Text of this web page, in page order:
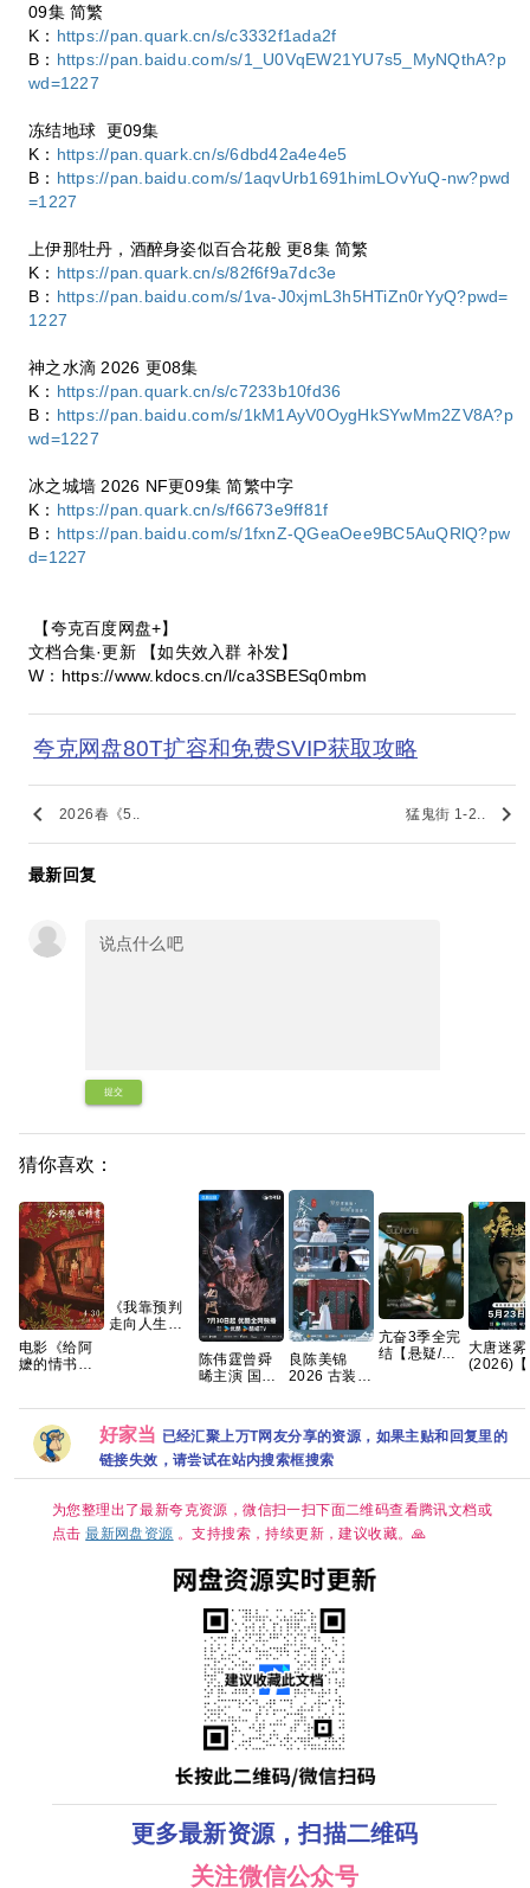
09集 简繁
K： https://pan.quark.cn/s/c3332f1ada2f
B： https://pan.baidu.com/s/1_U0VqEW21YU7s5_MyNQthA?p
wd=1227
冻结地球 更09集
K： https://pan.quark.cn/s/6dbd42a4e4e5
B： https://pan.baidu.com/s/1aqvUrb1691himLOvYuQ-nw?pwd
=1227
上伊那牡丹，酒醉身姿似百合花般 更8集 简繁
K： https://pan.quark.cn/s/82f6f9a7dc3e
B： https://pan.baidu.com/s/1va-J0xjmL3h5HTiZn0rYyQ?pwd=
1227
神之水滴 2026 更08集
K： https://pan.quark.cn/s/c7233b10fd36
B： https://pan.baidu.com/s/1kM1AyV0OygHkSYwMm2ZV8A?p
wd=1227
冰之城墙 2026 NF更09集 简繁中字
K： https://pan.quark.cn/s/f6673e9ff81f
B： https://pan.baidu.com/s/1fxnZ-QGeaOee9BC5AuQRlQ?pw
d=1227
【夸克百度网盘+】
文档合集·更新 【如失效入群 补发】
W：https://www.kdocs.cn/l/ca3SBESq0mbm
夸克网盘80T扩容和免费SVIP获取攻略
keyboard_arrow_left 2026春《5.. 猛鬼街 1-2.. keyboard_arrow_right
最新回复
提交
猜你喜欢：
电影《给阿
嬷的情书》
度网盘资源
《我靠预判
走向人生巅
盘
陈伟霆曾舜
晞主演 国剧
2 4K全集网
盘资源分享
良陈美锦
2026 古装
思成 已更最
新 夸克
亢奋3季全完
结【悬疑/犯
女！美不胜
大唐迷雾
(2026)
体中文字
夸克/百
集0.6～
好家当 已经汇聚上万T网友分享的资源，如果主贴和回复里的
链接失效，请尝试在站内搜索框搜索
为您整理出了最新夸克资源，微信扫一扫下面二维码查看腾讯文档或
点击最新网盘资源 。支持搜索，持续更新，建议收藏。🙏
更多最新资源，扫描二维码
关注微信公众号